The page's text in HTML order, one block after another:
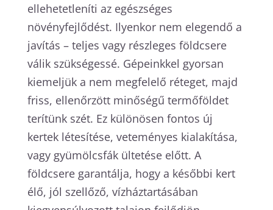
ellehetetleníti az egészséges
növényfejlődést. Ilyenkor nem elegendő a
javítás – teljes vagy részleges földcsere
válik szükségessé. Gépeinkkel gyorsan
kiemeljük a nem megfelelő réteget, majd
friss, ellenőrzött minőségű termőföldet
terítünk szét. Ez különösen fontos új
kertek létesítése, veteményes kialakítása,
vagy gyümölcsfák ültetése előtt. A
földcsere garantálja, hogy a későbbi kert
élő, jól szellőző, vízháztartásában